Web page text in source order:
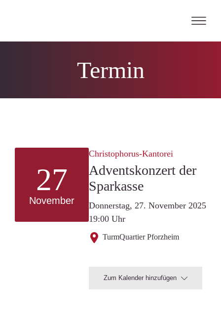
content
Termin
27
November
Christophorus-Kantorei
Adventskonzert der
Sparkasse
Donnerstag, 27. November 2025
19:00 Uhr
TurmQuartier Pforzheim
Zum Kalender hinzufügen